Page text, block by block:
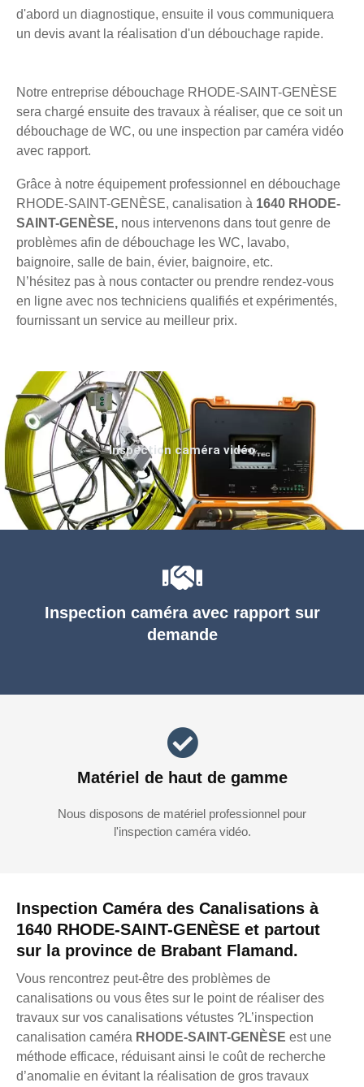
d'abord un diagnostique, ensuite il vous communiquera
un devis avant la réalisation d'un débouchage rapide.
Notre entreprise débouchage RHODE-SAINT-GENÈSE
sera chargé ensuite des travaux à réaliser, que ce soit un
débouchage de WC, ou une inspection par caméra vidéo
avec rapport.
Grâce à notre équipement professionnel en débouchage
RHODE-SAINT-GENÈSE, canalisation à 1640 RHODE-
SAINT-GENÈSE, nous intervenons dans tout genre de
problèmes afin de débouchage les WC, lavabo,
baignoire, salle de bain, évier, baignoire, etc.
N’hésitez pas à nous contacter ou prendre rendez-vous
en ligne avec nos techniciens qualifiés et expérimentés,
fournissant un service au meilleur prix.
Inspection Caméra des Canalisations à
1640 RHODE-SAINT-GENÈSE et partout
sur la province de Brabant Flamand.
Vous rencontrez peut-être des problèmes de
canalisations ou vous êtes sur le point de réaliser des
travaux sur vos canalisations vétustes ?L’inspection
canalisation caméra RHODE-SAINT-GENÈSE est une
méthode efficace, réduisant ainsi le coût de recherche
d’anomalie en évitant la réalisation de gros travaux
Inspection caméra avec rapport sur
demande
Matériel de haut de gamme
Nous disposons de matériel professionnel pour
l'inspection caméra vidéo.
Inspection caméra vidéo